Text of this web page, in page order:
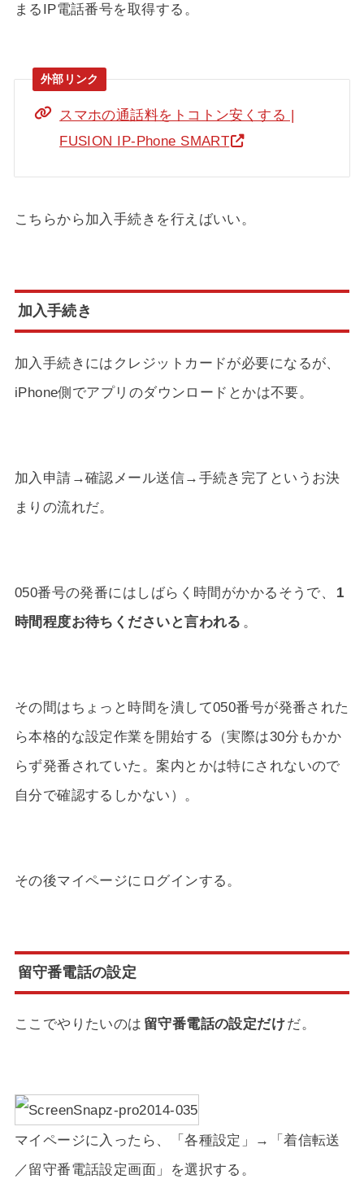
まるIP電話番号を取得する。
スマホの通話料をトコトン安くする |
FUSION IP-Phone SMART
こちらから加入手続きを行えばいい。
加入手続き
加入手続きにはクレジットカードが必要になるが、
iPhone側でアプリのダウンロードとかは不要。
加入申請→確認メール送信→手続き完了というお決
まりの流れだ。
050番号の発番にはしばらく時間がかかるそうで、
1
時間程度お待ちくださいと言われる 。
その間はちょっと時間を潰して050番号が発番された
ら本格的な設定作業を開始する（実際は30分もかか
らず発番されていた。案内とかは特にされないので
自分で確認するしかない）。
その後マイページにログインする。
留守番電話の設定
ここでやりたいのは 留守番電話の設定だけだ。
マイページに入ったら、「各種設定」→「着信転送
／留守番電話設定画面」を選択する。